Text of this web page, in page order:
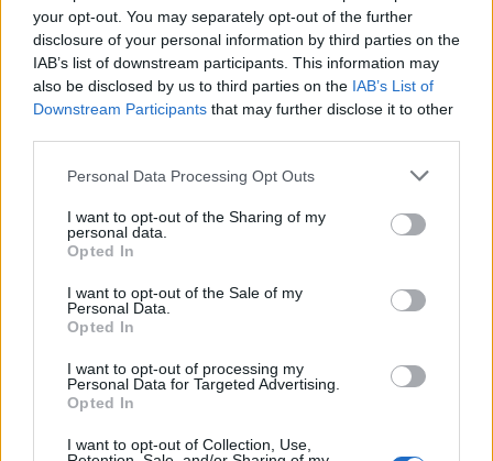
your opt-out. You may separately opt-out of the further
disclosure of your personal information by third parties on the
IAB’s list of downstream participants. This information may
also be disclosed by us to third parties on the IAB’s List of
Downstream Participants that may further disclose it to other
Personal Data Processing Opt Outs
I want to opt-out of the Sharing of my
personal data.
Opted In
I want to opt-out of the Sale of my
Personal Data.
Opted In
I want to opt-out of processing my
Personal Data for Targeted Advertising.
Opted In
I want to opt-out of Collection, Use,
Also nicht gleich auf die Mods einhauen, auch wenn Dir das
Spaß macht.
Wir fragen i.d.R. nicht ohne Grund.
Mit freundlichen Grüßen,
Cosopt
@cosopteingehauen nicht auch wenns spass macht
aus weisste ja
aber trotzdem bleibt das dng verbugt man kommt on oh
und nee nix interpretieren reinlesen weglesen dazulesen